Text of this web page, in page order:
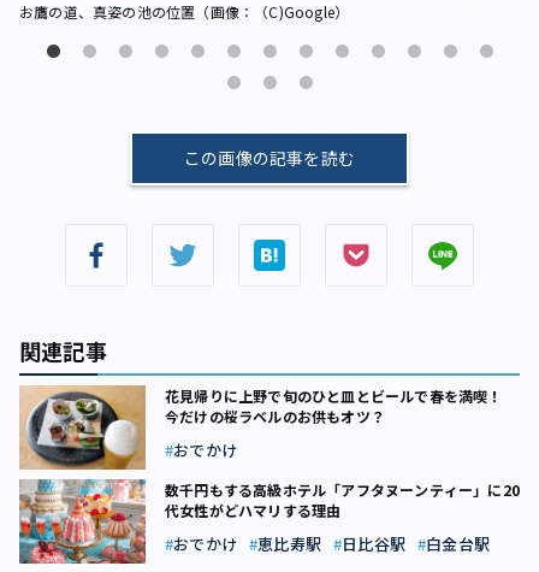
お鷹の道、真姿の池の位置（画像：（C)Google）
この画像の記事を読む
関連記事
花見帰りに上野で旬のひと皿とビールで春を満喫！
今だけの桜ラベルのお供もオツ？
おでかけ
数千円もする高級ホテル「アフタヌーンティー」に20
代女性がどハマリする理由
おでかけ 恵比寿駅 日比谷駅 白金台駅